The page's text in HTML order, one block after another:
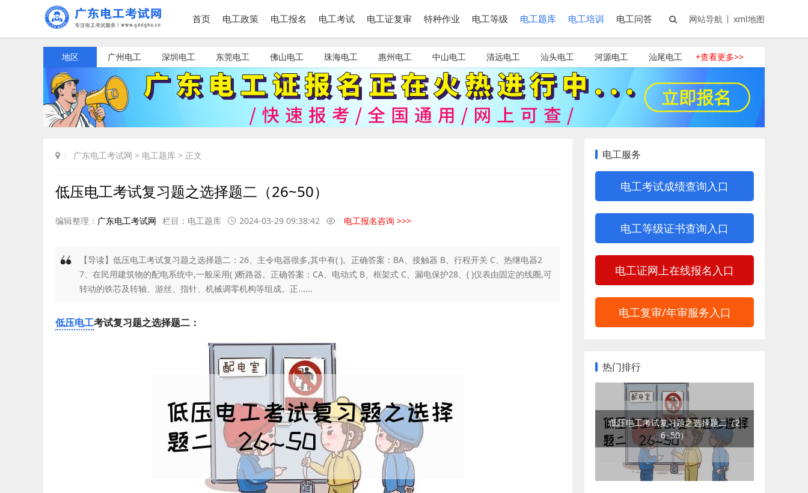
首页 电工政策 电工报名 电工考试 电工证复审 特种作业 电工等级 电工题库 电工培训 电工问答 网站导航 xml地图
地区 广州电工 深圳电工 东莞电工 佛山电工 珠海电工 惠州电工 中山电工 清远电工 汕头电工 河源电工 汕尾电工 +查看更多>>
广东电工考试网 > 电工题库 > 正文
低压电工考试复习题之选择题二（26~50）
编辑整理： 广东电工考试网 栏目： 电工题库 2024-03-29 09:38:42 电工报名咨询 >>>
【导读】低压电工考试复习题之选择题二：26、主令电器很多,其中有( )。正确答案：BA、接触器 B、行程开关 C、热继电器2
7、在民用建筑物的配电系统中,一般采用( )断路器。正确答案：CA、电动式 B、框架式 C、漏电保护28、( )仪表由固定的线圈,可
转动的铁芯及转轴、游丝、指针、机械调零机构等组成。正......
低压电工考试复习题之选择题二：
电工服务
电工考试成绩查询入口
电工等级证书查询入口
电工证网上在线报名入口
电工复审/年审服务入口
热门排行
低压电工考试复习题之选择题二（2
6~50）